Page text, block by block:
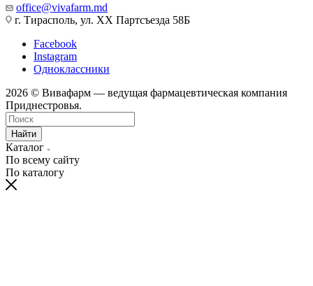
office@vivafarm.md
г. Тирасполь, ул. ХХ Партсъезда 58Б
Facebook
Instagram
Одноклассники
2026 © Вивафарм — ведущая фармацевтическая компания
Приднестровья.
Найти
Каталог
По всему сайту
По каталогу